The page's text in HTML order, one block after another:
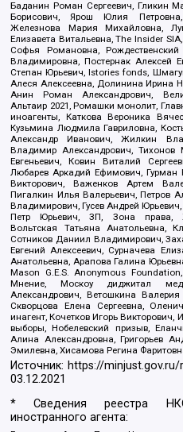
Баданин Роман Сергеевич, Гликин
Борисович, Ярош Юлия
Железнова Мария Михайловна,
Елизавета Витальевна, The Insider
Софья Романовна,
Владимировна, Постернак Алексей
Степан Юрьевич, Istories fonds,
Алеся Алексеевна, Долинина Ирина
Анин Роман Александрович,
Альтаир 2021, Ромашки монолит,
иноагенты, Каткова Вероника
Кузьмина Людмила Гавриловна,
Александр Иванович, Жилкин
Владимир Александрович, Тихонов
Евгеньевич, Ковин Виталий
Любарев Аркадий Ефимович, Гурман
Викторович, Важенков Артем
Пигалкин Илья Валерьевич, Петров
Владимирович, Гусев Андрей
Петр Юрьевич, ЗП, Зона права,
Вольтская Татьяна Анатольевна,
Сотников Даниил Владимирович,
Евгений Алексеевич, Сурначева
Анатольевна, Арапова Галина
Mason G.E.S. Anonymous
Мнение, Москоу диджитал
Александрович, Ветошкина
Скворцова Елена Сергеевна,
инагент, Кочетков Игорь
выборы, Нобелевский призыв,
Алина Александровна, Григорьев
Эмилевна, Хисамова Регина
Источник: https://
03.12.2021
* Сведения реестра
иностранного агента: